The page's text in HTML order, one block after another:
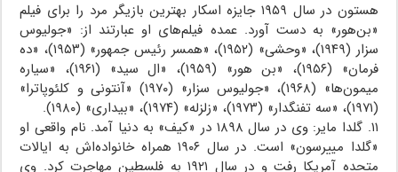
هستون در سال ۱۹۵۹ جایزه اسکار بهترین بازیگر مرد را برای فیلم
«بن‌هور» به دست آورد. عمده فیلم‌های او عبارتند از: «جولیوس
سزار (۱۹۴۹)، «وحشی» (۱۹۵۲)، «همسر رئیس جمهور» (۱۹۵۳)، «ده
فرمان» (۱۹۵۶)، «بن هور» (۱۹۵۹)، «ال سید» (۱۹۶۱)، «سیاره
میمون‌ها» (۱۹۶۸)، «جولیوس سزار» (۱۹۷۰) «آنتونی و کلئوپاترا»
(۱۹۷۱)، «سه تفنگدار» (۱۹۷۳)، «زلزله» (۱۹۷۴)، «بیداری» (۱۹۸۰).
۱۱. گلدا مایر: وی در سال ۱۸۹۸ در «کیف» به دنیا آمد. نام واقعی او
«گلدا مییرسون» است. در سال ۱۹۰۶ همراه خانواده‌اش به ایالات
متحده آمریکا رفت و در سال ۱۹۲۱ به فلسطین مهاجرت کرد. وی